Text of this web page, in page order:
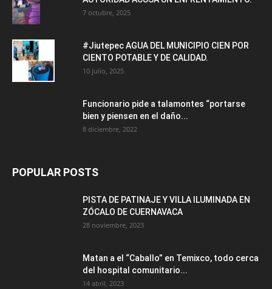
7 octubre, 2025
#Jiutepec AGUA DEL MUNICIPIO CIEN POR
CIENTO POTABLE Y DE CALIDAD.
10 julio, 2025
Funcionario pide a talamontes “portarse
bien y piensen en el daño...
8 diciembre, 2022
POPULAR POSTS
PISTA DE PATINAJE Y VILLA ILUMINADA EN
ZÓCALO DE CUERNAVACA
28 noviembre, 2023
Matan a el “Caballo” en Temixco, todo cerca
del hospital comunitario...
14 abril, 2023